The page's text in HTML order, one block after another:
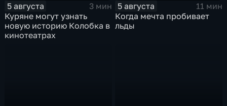
5 августа
3 мин
Куряне могут узнать
новую историю Колобка в
кинотеатрах
5 августа
11 мин
Когда мечта пробивает
льды